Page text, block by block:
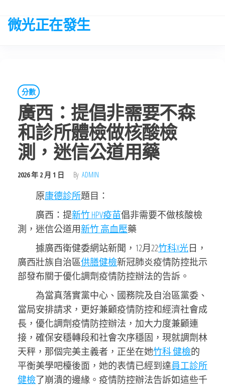
微光正在發生
分數
廣西：提倡非需要不森
和診所體檢做核酸檢
測，迷信公道用藥
2026 年 2 月 1 日 By ADMIN
原康德診所題目：
廣西：提新竹 HPV疫苗倡非需要不做核酸檢
測，迷信公道用新竹 高血壓藥
據廣西衛健委網站新聞，12月22竹科X光日，
廣西壯族自治區供膳健檢新冠肺炎疫情防控批示
部發布關于優化調劑疫情防控辦法的告訴。
為當真落實黨中心、國務院及自治區黨委、
當局安排請求，更好兼顧疫情防控和經濟社會成
長，優化調劑疫情防控辦法，加大力度兼顧連
接，確保安穩轉段和社會次序穩固，現就調劑林
天秤，那個完美主義者，正坐在她竹科 健檢的
平衡美學吧檯後面，她的表情已經到達員工診所
健檢了崩潰的邊緣。疫情防控辦法告訴如這些千